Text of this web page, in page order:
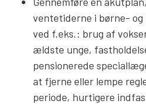
ventetiderne i børne- og
ved f.eks.: brug af
ældste unge,
pensionerede
at fjerne eller lempe
periode, hurtigere